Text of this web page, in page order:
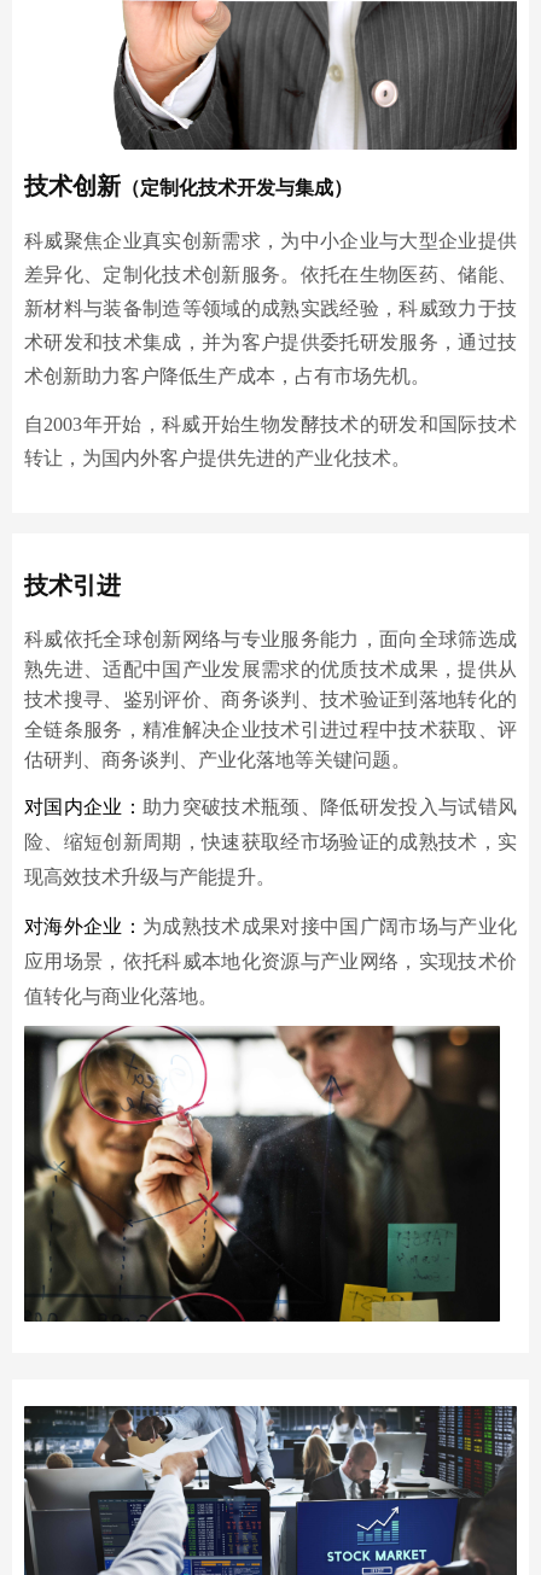
技术创新 （定制化技术开发与集成）
科威聚焦企业真实创新需求，为中小企业与大型企业提供
差异化、定制化技术创新服务。依托在生物医药、储能、
新材料与装备制造等领域的成熟实践经验，科威致力于技
术研发和技术集成，并为客户提供委托研发服务，通过技
术创新助力客户降低生产成本，占有市场先机。
自2003年开始，科威开始生物发酵技术的研发和国际技术
转让，为国内外客户提供先进的产业化技术。
技术引进
科威依托全球创新网络与专业服务能力，面向全球筛选成
熟先进、适配中国产业发展需求的优质技术成果，提供从
技术搜寻、鉴别评价、商务谈判、技术验证到落地转化的
全链条服务，精准解决企业技术引进过程中技术获取、评
估研判、商务谈判、产业化落地等关键问题。
对国内企业： 助力突破技术瓶颈、降低研发投入与试错风
险、缩短创新周期，快速获取经市场验证的成熟技术， 实
现高效技术升级与产能提升。
对海外企业： 为成熟技术成果对接中国广阔市场与产业化
应用场景，依托科威本地化资源与产业网络， 实现技术价
值转化与商业化落地。